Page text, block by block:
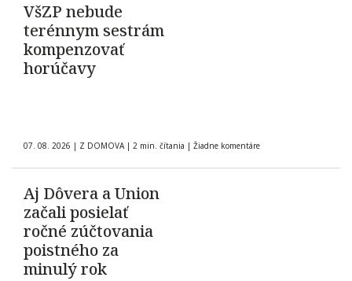
VšZP nebude
terénnym sestrám
kompenzovať
horúčavy
07. 08. 2026 | Z DOMOVA | 2 min. čítania | Žiadne komentáre
Aj Dôvera a Union
začali posielať
ročné zúčtovania
poistného za
minulý rok